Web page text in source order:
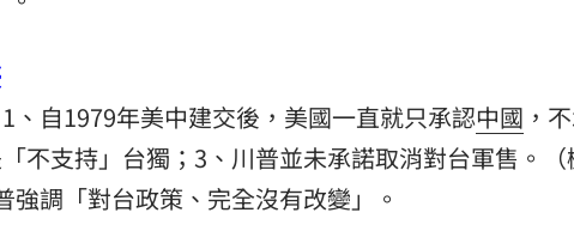
、自1979年美中建交後，美國一直就只承認中國 ，
不支持」台獨；3、川普並未承諾取消對台軍售。
強調「對台政策、完全沒有改變」。